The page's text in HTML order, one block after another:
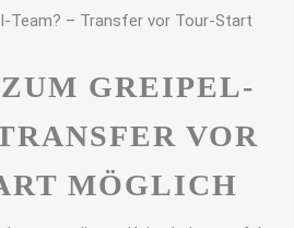
GREIPEL-
VOR
MÖGLICH